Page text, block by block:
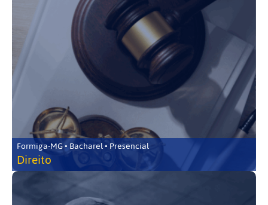
Formiga-MG • Bacharel • Presencial
Direito